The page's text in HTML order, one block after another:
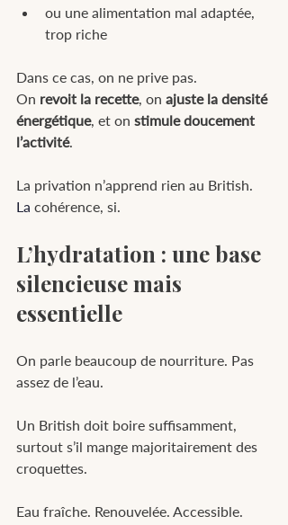
ou une alimentation mal adaptée,
trop riche
Dans ce cas, on ne prive pas.
On revoit la recette, on ajuste la densité
énergétique, et on stimule doucement
l’activité.
La privation n’apprend rien au British.
La cohérence, si.
L’hydratation : une base
silencieuse mais
essentielle
On parle beaucoup de nourriture. Pas
assez de l’eau.
Un British doit boire suffisamment,
surtout s’il mange majoritairement des
croquettes.
Eau fraîche. Renouvelée. Accessible.